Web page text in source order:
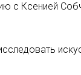
с Ксенией